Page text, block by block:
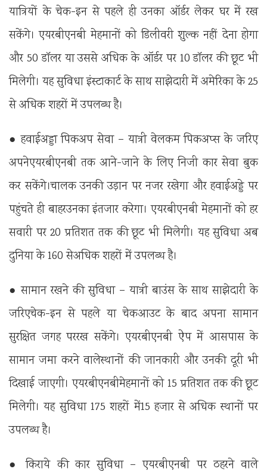
यात्रियों के चेक-इन से पहले ही उनका ऑर्डर लेकर घर में रख
सकेंगे। एयरबीएनबी मेहमानों को डिलीवरी शुल्क नहीं देना होगा
और 50 डॉलर या उससे अधिक के ऑर्डर पर 10 डॉलर की छूट भी
मिलेगी। यह सुविधा इंस्टाकार्ट के साथ साझेदारी में अमेरिका के 25
से अधिक शहरों में उपलब्ध है।
● हवाईअड्डा पिकअप सेवा – यात्री वेलकम पिकअप्स के जरिए
अपनेएयरबीएनबी तक आने-जाने के लिए निजी कार सेवा बुक
कर सकेंगे।चालक उनकी उड़ान पर नजर रखेगा और हवाईअड्डे पर
पहुंचते ही बाहरउनका इंतजार करेगा। एयरबीएनबी मेहमानों को हर
सवारी पर 20 प्रतिशत तक की छूट भी मिलेगी। यह सुविधा अब
दुनिया के 160 सेअधिक शहरों में उपलब्ध है।
● सामान रखने की सुविधा – यात्री बाउंस के साथ साझेदारी के
जरिएचेक-इन से पहले या चेकआउट के बाद अपना सामान
सुरक्षित जगह पररख सकेंगे। एयरबीएनबी ऐप में आसपास के
सामान जमा करने वालेस्थानों की जानकारी और उनकी दूरी भी
दिखाई जाएगी। एयरबीएनबीमेहमानों को 15 प्रतिशत तक की छूट
मिलेगी। यह सुविधा 175 शहरों में15 हजार से अधिक स्थानों पर
उपलब्ध है।
● किराये की कार सुविधा – एयरबीएनबी पर ठहरने वाले